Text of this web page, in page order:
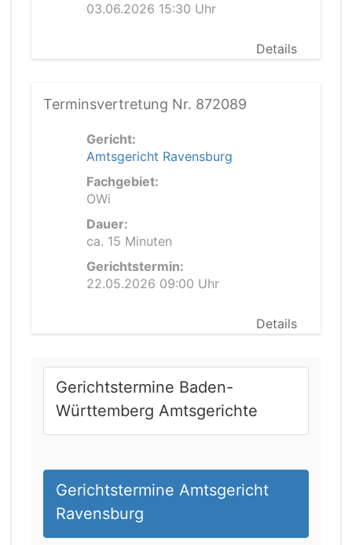
03.06.2026 15:30 Uhr
Details
Terminsvertretung Nr. 872089
Gericht:
Amtsgericht Ravensburg
Fachgebiet:
OWi
Dauer:
ca. 15 Minuten
Gerichtstermin:
22.05.2026 09:00 Uhr
Details
Gerichtstermine Baden-
Württemberg Amtsgerichte
Gerichtstermine Amtsgericht
Ravensburg